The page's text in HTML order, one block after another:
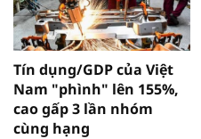
Tín dụng/GDP của Việt
Nam "phình" lên 155%,
cao gấp 3 lần nhóm
cùng hạng